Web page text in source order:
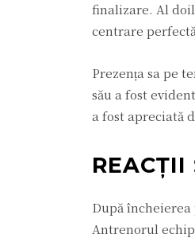
finalizare. Al
centrare
Prezența sa pe
său a fost
a fost apreciată
După
Antrenorul